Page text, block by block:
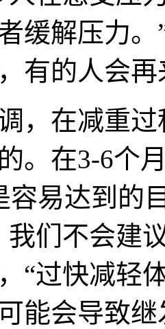
缓解压力
有的人会
在减重过
。在3-6个
容易达到的
我们不会建
“过快减轻
能会导致